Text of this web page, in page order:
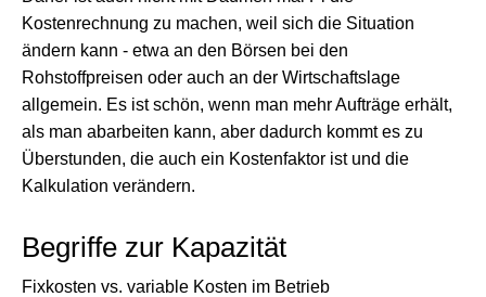
Kostenrechnung zu machen, weil sich die Situation
ändern kann - etwa an den Börsen bei den
Rohstoffpreisen oder auch an der Wirtschaftslage
allgemein. Es ist schön, wenn man mehr Aufträge erhält,
als man abarbeiten kann, aber dadurch kommt es zu
Überstunden, die auch ein Kostenfaktor ist und die
Kalkulation verändern.
Begriffe zur Kapazität
Fixkosten vs. variable Kosten im Betrieb